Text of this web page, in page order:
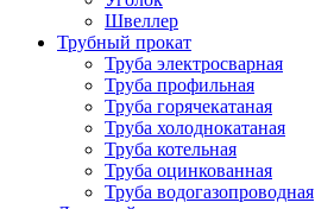
Швеллер
Трубный прокат
Труба электросварная
Труба профильная
Труба горячекатаная
Труба холоднокатаная
Труба котельная
Труба оцинкованная
Труба водогазопроводная